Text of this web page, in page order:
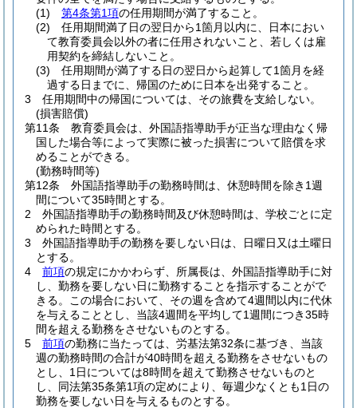
(1)
第4条第1項の任用期間が満了すること。
(2)
任用期間満了日の翌日から1箇月以内に、日本におい
て教育委員会以外の者に任用されないこと、若しくは雇
用契約を締結しないこと。
(3)
任用期間が満了する日の翌日から起算して1箇月を経
過する日までに、帰国のために日本を出発すること。
3
任用期間中の帰国については、その旅費を支給しない。
(損害賠償)
第11条
教育委員会は、外国語指導助手が正当な理由なく帰
国した場合等によって実際に被った損害について賠償を求
めることができる。
(勤務時間等)
第12条
外国語指導助手の勤務時間は、休憩時間を除き1週
間について35時間とする。
2
外国語指導助手の勤務時間及び休憩時間は、学校ごとに定
められた時間とする。
3
外国語指導助手の勤務を要しない日は、日曜日又は土曜日
とする。
4
前項の規定にかかわらず、所属長は、外国語指導助手に対
し、勤務を要しない日に勤務することを指示することがで
きる。
この場合において、その週を含めて4週間以内に代休
を与えることとし、当該4週間を平均して1週間につき35時
間を超える勤務をさせないものとする。
5
前項の勤務に当たっては、労基法第32条に基づき、当該
週の勤務時間の合計が40時間を超える勤務をさせないもの
とし、1日については8時間を超えて勤務させないものと
し、同法第35条第1項の定めにより、毎週少なくとも1日の
勤務を要しない日を与えるものとする。